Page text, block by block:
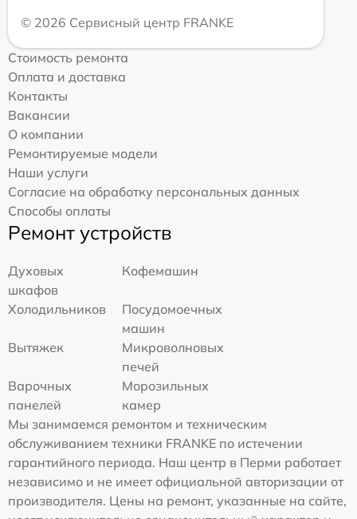
© 2026 Сервисный центр FRANKE
Стоимость ремонта
Оплата и доставка
Контакты
Вакансии
О компании
Ремонтируемые модели
Наши услуги
Согласие на обработку персональных данных
Способы оплаты
Ремонт устройств
Духовых
шкафов
Кофемашин
Холодильников
Посудомоечных
машин
Вытяжек
Микроволновых
печей
Варочных
панелей
Морозильных
камер
Мы занимаемся ремонтом и техническим
обслуживанием техники FRANKE по истечении
гарантийного периода. Наш центр в Перми работает
независимо и не имеет официальной авторизации от
производителя. Цены на ремонт, указанные на сайте,